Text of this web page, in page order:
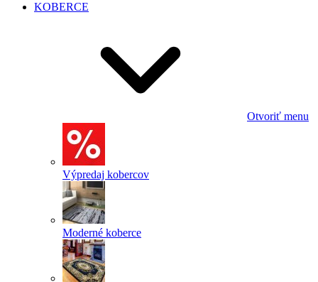
KOBERCE
Otvoriť menu
Výpredaj kobercov
Moderné koberce